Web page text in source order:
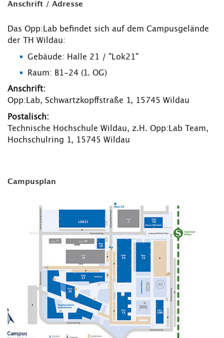
Anschrift / Adresse
Das Opp:Lab befindet sich auf dem Campusgelände
der TH Wildau:
Gebäude: Halle 21 / "Lok21"
Raum: B1-24 (1. OG)
Anschrift:
Opp:Lab, Schwartzkopffstraße 1, 15745 Wildau
Postalisch:
Technische Hochschule Wildau, z.H. Opp:Lab Team,
Hochschulring 1, 15745 Wildau
Campusplan